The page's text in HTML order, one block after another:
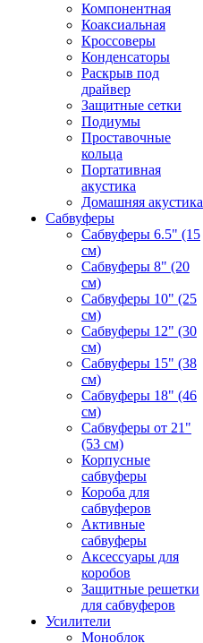
Компонентная
Коаксиальная
Кроссоверы
Конденсаторы
Раскрыв под
драйвер
Защитные сетки
Подиумы
Проставочные
кольца
Портативная
акустика
Домашняя акустика
Сабвуферы
Сабвуферы 6.5" (15
см)
Сабвуферы 8" (20
см)
Сабвуферы 10" (25
см)
Сабвуферы 12" (30
см)
Сабвуферы 15" (38
см)
Сабвуферы 18" (46
см)
Сабвуферы от 21"
(53 см)
Корпусные
сабвуферы
Короба для
сабвуферов
Активные
сабвуферы
Аксессуары для
коробов
Защитные решетки
для сабвуферов
Усилители
Моноблок